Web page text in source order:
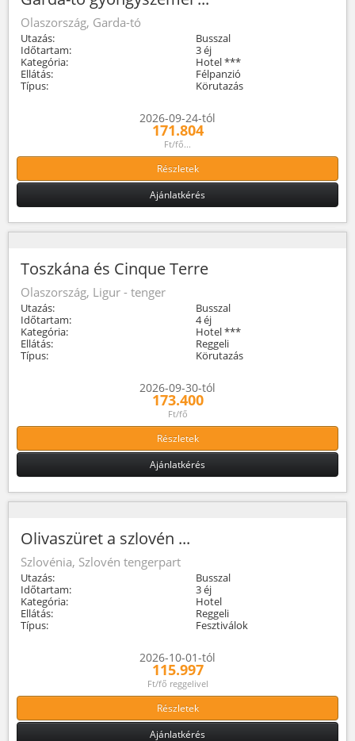
Olaszország, Garda-tó
Utazás:
Busszal
Időtartam:
3 éj
Kategória:
Hotel ***
Ellátás:
Félpanzió
Típus:
Körutazás
2026-09-24-tól
171.804
Ft/fő...
Részletek
Ajánlatkérés
Toszkána és Cinque Terre
Olaszország, Ligur - tenger
Utazás:
Busszal
Időtartam:
4 éj
Kategória:
Hotel ***
Ellátás:
Reggeli
Típus:
Körutazás
2026-09-30-tól
173.400
Ft/fő
Részletek
Ajánlatkérés
Olivaszüret a szlovén ...
Szlovénia, Szlovén tengerpart
Utazás:
Busszal
Időtartam:
3 éj
Kategória:
Hotel
Ellátás:
Reggeli
Típus:
Fesztiválok
2026-10-01-tól
115.997
Ft/fő reggelivel
Részletek
Ajánlatkérés